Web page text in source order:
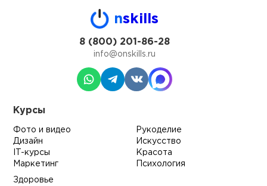
nskills
8 (800) 201-86-28
info@onskills.ru
Курсы
Фото и видео
Дизайн
IT-курсы
Маркетинг
Рукоделие
Искусство
Красота
Психология
Здоровье